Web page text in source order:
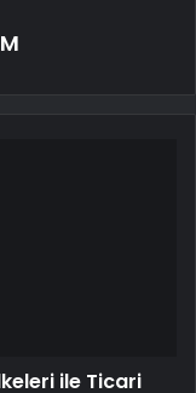
ile Ticari